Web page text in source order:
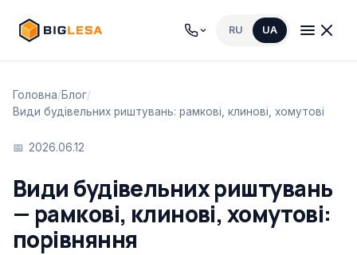
RU UA
Головна/Блог/
Види будівельних риштувань: рамкові, клинові, хомутові
2026.06.12
Види будівельних риштувань
— рамкові, клинові, хомутові:
порівняння